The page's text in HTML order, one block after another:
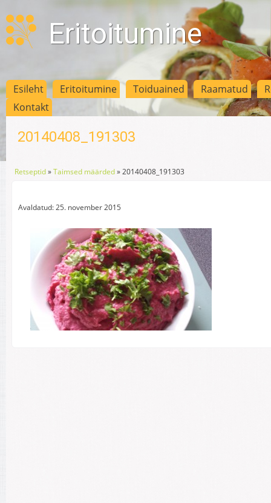
Eritoitumine
Esileht Eritoitumine Toiduained Raamatud
Kontakt
20140408_191303
Retseptid»Taimsed määrded»20140408_191303
Avaldatud: 25. november 2015